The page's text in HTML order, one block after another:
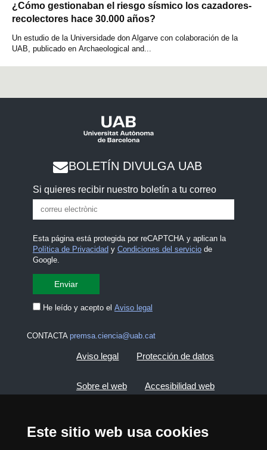
Este sitio web usa cookies
¿Cómo gestionaban el riesgo sísmico los cazadores-
recolectores hace 30.000 años?
Un estudio de la Universidade don Algarve con colaboración de la
UAB, publicado en Archaeological and...
BOLETÍN DIVULGA UAB
Si quieres recibir nuestro boletín a tu correo
Esta página está protegida por reCAPTCHA y aplican la
Política de Privacidady Condiciones del serviciode
Google.
He leído y acepto el Aviso legal
CONTACTA premsa.ciencia@uab.cat
Aviso legal Protección de datos
Sobre el web Accesibilidad web